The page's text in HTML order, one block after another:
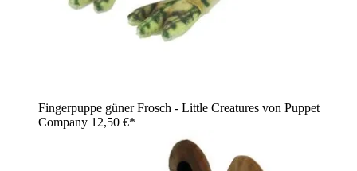
Fingerpuppe güner Frosch - Little Creatures von Puppet
Company 12,50 €*